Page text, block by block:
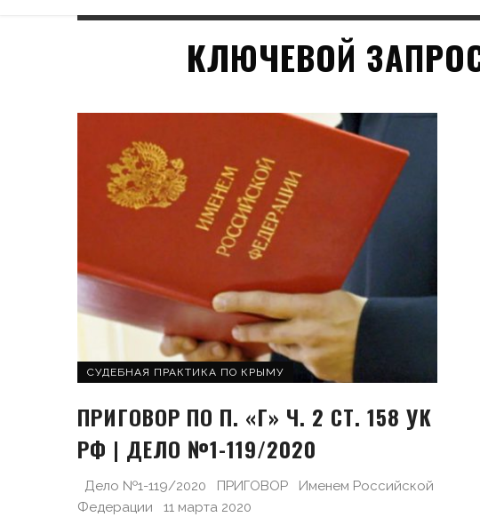
КЛЮЧЕВОЙ
СУДЕБНАЯ ПРАКТИКА ПО КРЫМУ
ПРИГОВОР ПО П. «Г» Ч. 2 СТ. 158 УК
РФ | ДЕЛО №1-119/2020
Дело №1-119/2020 ПРИГОВОР Именем Российской
Федерации 11 марта 2020